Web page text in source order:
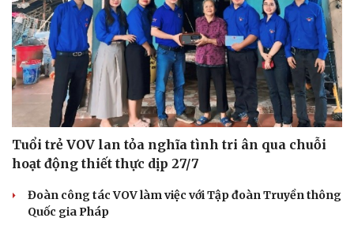
Tuổi trẻ VOV lan tỏa nghĩa tình tri ân qua chuỗi
hoạt động thiết thực dịp 27/7
Đoàn công tác VOV làm việc với Tập đoàn Truyền thông
Quốc gia Pháp